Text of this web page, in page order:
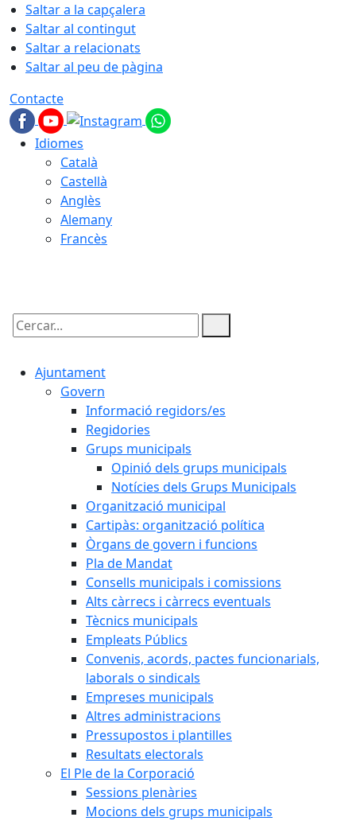
Saltar a la capçalera
Saltar al contingut
Saltar a relacionats
Saltar al peu de pàgina
Contacte
Idiomes
Català
Castellà
Anglès
Alemany
Francès
Cercar:
Ajuntament
Govern
Informació regidors/es
Regidories
Grups municipals
Opinió dels grups municipals
Notícies dels Grups Municipals
Organització municipal
Cartipàs: organització política
Òrgans de govern i funcions
Pla de Mandat
Consells municipals i comissions
Alts càrrecs i càrrecs eventuals
Tècnics municipals
Empleats Públics
Convenis, acords, pactes funcionarials,
laborals o sindicals
Empreses municipals
Altres administracions
Pressupostos i plantilles
Resultats electorals
El Ple de la Corporació
Sessions plenàries
Mocions dels grups municipals